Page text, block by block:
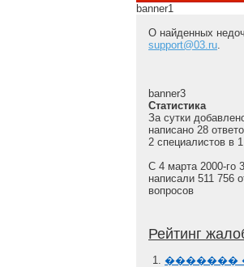
banner1
О найденных
support@03.ru.
banner3
Статистика
За сутки
написано 28
2 специалистов в
С 4 марта 2000-го
написали 511 756
вопросов
Рейтинг
�������